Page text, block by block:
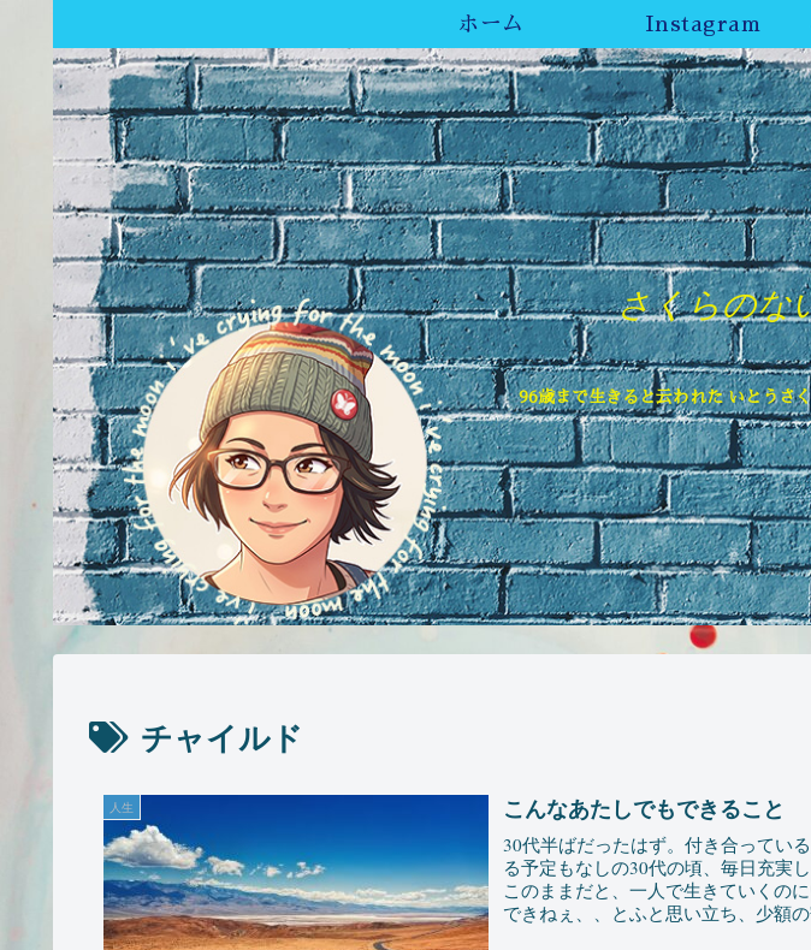
さくらのな
96歳まで生きると云われた いとうさ
ホーム Instagram
チャイルド
人生 こんなあたしでもできること
30代半ばだったはず。付き合ってい
る予定もなしの30代の頃、毎日充実
このままだと、一人で生きていくの
できねぇ、、とふと思い立ち、少額